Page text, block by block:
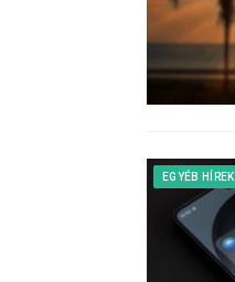
EGYÉB HÍREK